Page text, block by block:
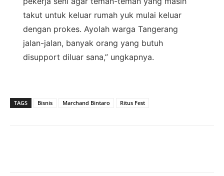
takut untuk keluar rumah yuk mulai keluar
dengan prokes. Ayolah warga Tangerang
jalan-jalan, banyak orang yang butuh
disupport diluar sana,” ungkapnya.
TAGS Bisnis Marchand Bintaro Ritus Fest